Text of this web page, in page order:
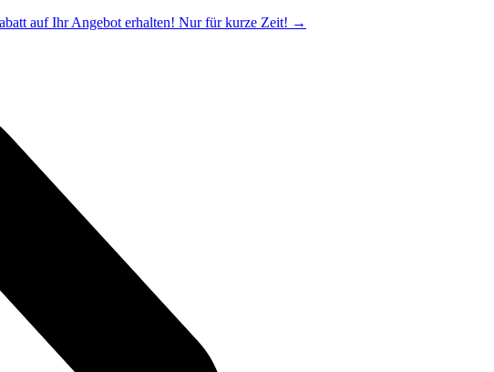
auf Ihr Angebot erhalten! Nur für kurze Zeit! →